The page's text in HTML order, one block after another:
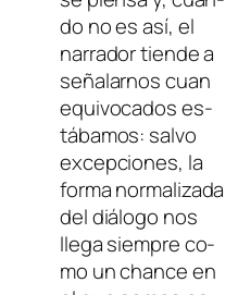
do no es así, el
na­rra­dor tien­de a
se­ña­lar­nos cuan
equi­vo­ca­dos es­
tá­ba­mos: sal­vo
ex­cep­cio­nes, la
for­ma nor­ma­li­za­da
del diá­lo­go nos
lle­ga siem­pre co­
mo un chan­ce en